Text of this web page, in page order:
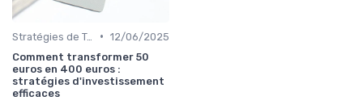
Stratégies de Trading • 12/06/2025
Comment transformer 50
euros en 400 euros :
stratégies d'investissement
efficaces